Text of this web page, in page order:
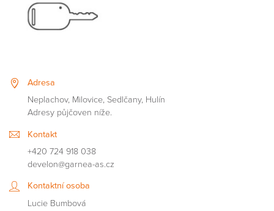
Adresa
Neplachov, Milovice, Sedlčany, Hulín
Adresy půjčoven níže.
Kontakt
+420 724 918 038
develon@garnea-as.cz
Kontaktní osoba
Lucie Bumbová